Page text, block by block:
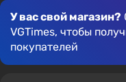
У вас свой магазин?
VGTimes, чтобы
покупателей